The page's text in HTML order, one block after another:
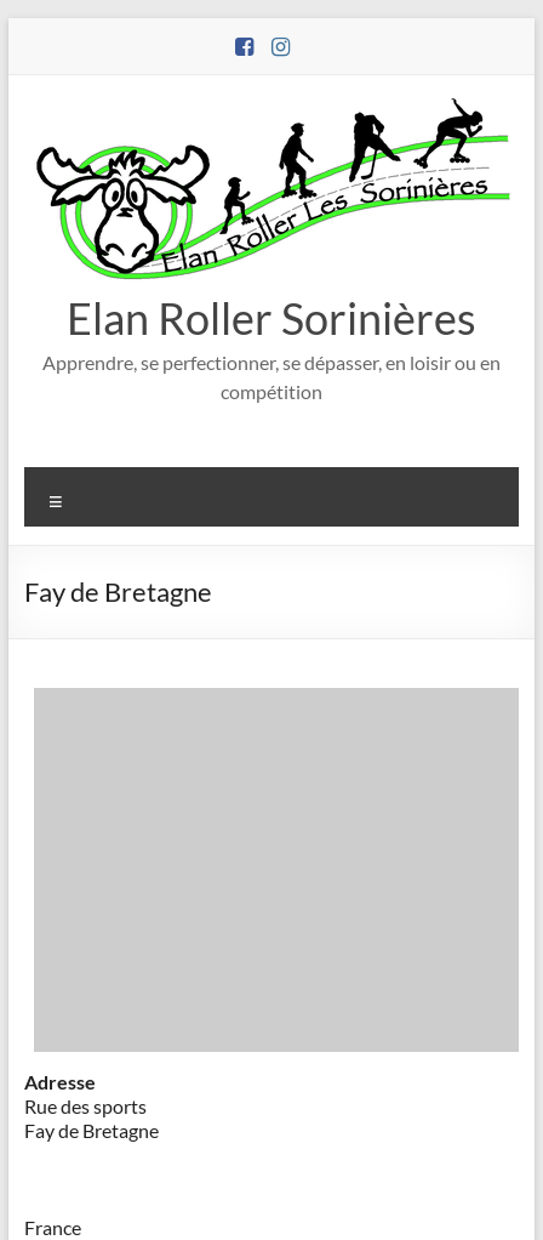
Elan Roller Sorinières
Apprendre, se perfectionner, se dépasser, en loisir ou en
compétition
Fay de Bretagne
Adresse
Rue des sports
Fay de Bretagne
France